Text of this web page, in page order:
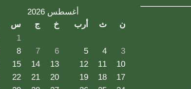
أغسطس 2026
ن
ث أرب خ ج س
1
3
4
5
6
7
8
10
11
12
13
14
15
17
18
19
20
21
22